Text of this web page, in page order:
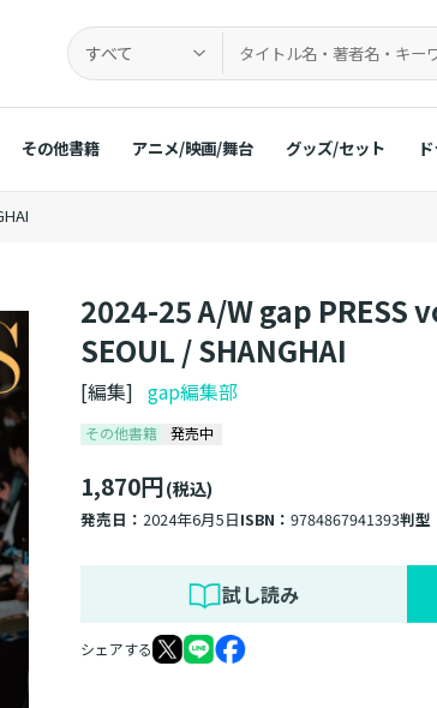
すべて
その他書籍 アニメ/映画/舞台 グッズ/セット
2024-25 A/W gap PRESS
SEOUL / SHANGHAI
[編集]gap編集部
その他書籍 発売中
1,870円(税込)
発売日：2024年6月5日ISBN：9784867941393判型
試し読み
シェアする